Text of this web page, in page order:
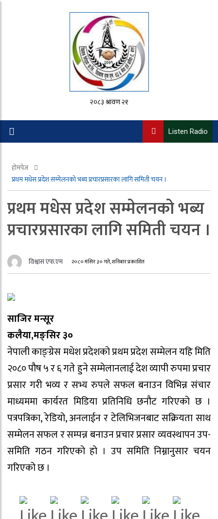
२०८३ श्रावण २१
Listen Radio
होमपेज
प्रथम मधेस प्रदेश सम्मेलनको भब्य प्रचारप्रसारका लागि समिती चयन ।
प्रथम मधेस प्रदेश सम्मेलनको भब्य
प्रचारप्रसारका लागि समिती चयन ।
विश्वास एफ.एम २०८० मंसिर ३० गते, शनिबार प्रकाशित
साजिर मन्सूर
कलैया,मङ्सिर ३०
नेपाली काङ्ग्रेस मधेश प्रदेशको प्रथम प्रदेश सम्मेलन यहि मिति
२०८० पौष ५ र ६ गते हुने सम्मेलानलाई देश व्यापी रुपमा प्रचार
प्रसार गरी भव्य र सभ्य रुपले सफल बनाउन विभिन्न संचार
माध्यममा कार्यरत मिडिया प्रतिनिधि छनौट गरिएको छ ।
पत्रपत्रिका, रेडियो, अनलाईन र टेलिभिजनबाट सक्रियता साथ
सम्मेलन सफल र सम्पन्न बनाउन प्रचार प्रसार व्यवस्थापन उप-
समिति गठन गरिएको हो । उप समिति निम्नानुसार चयन
गरिएको छ ।